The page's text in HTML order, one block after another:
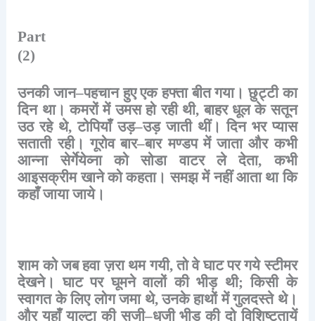
Part
(2)
उनकी जान–पहचान हुए एक हफ्ता बीत गया। छुट्टी का
दिन था। कमरों में उमस हो रही थी,बाहर धूल के सतून
उठ रहे थे,टोपियाँ उड़–उड़ जाती थीं। दिन भर प्यास
सताती रही। गूरोव बार–बार मण्डप में जाता और कभी
आन्ना
सेर्गेयेव्ना को सोडा वाटर ले देता,कभी
आइसक्रीम खाने को कहता। समझ में नहीं आता था कि
कहाँ जाया जाये।
शाम को जब हवा ज़रा थम गयी,तो वे घाट पर गये स्टीमर
देखने।
घाट पर घूमने वालों की भीड़ थी;किसी के
स्वागत के लिए लोग जमा थे,उनके हाथों में गुलदस्ते थे।
और यहाँ याल्टा की सजी–धजी भीड़ की दो विशिष्टतायें